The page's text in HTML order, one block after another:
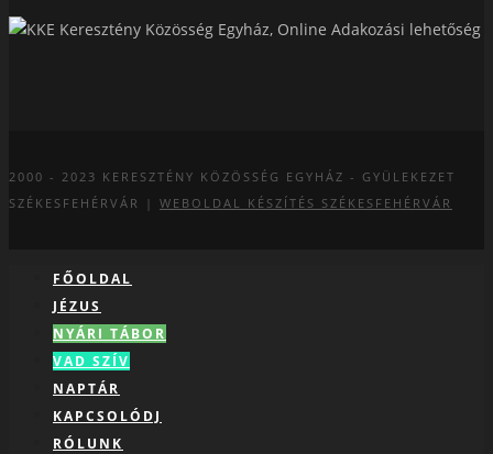
2000 - 2023 KERESZTÉNY KÖZÖSSÉG EGYHÁZ - GYÜLEKEZET
SZÉKESFEHÉRVÁR | WEBOLDAL KÉSZÍTÉS SZÉKESFEHÉRVÁR
FŐOLDAL
JÉZUS
NYÁRI TÁBOR
VAD SZÍV
NAPTÁR
KAPCSOLÓDJ
RÓLUNK